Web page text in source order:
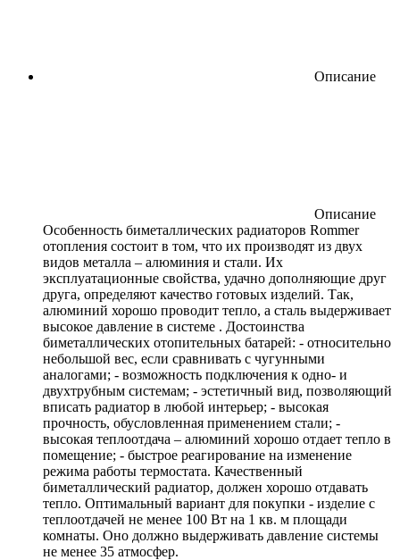
Описание
Описание
Особенность биметаллических радиаторов Rommer
отопления состоит в том, что их производят из двух
видов металла – алюминия и стали. Их
эксплуатационные свойства, удачно дополняющие друг
друга, определяют качество готовых изделий. Так,
алюминий хорошо проводит тепло, а сталь выдерживает
высокое давление в системе . Достоинства
биметаллических отопительных батарей: - относительно
небольшой вес, если сравнивать с чугунными
аналогами; - возможность подключения к одно- и
двухтрубным системам; - эстетичный вид, позволяющий
вписать радиатор в любой интерьер; - высокая
прочность, обусловленная применением стали; -
высокая теплоотдача – алюминий хорошо отдает тепло в
помещение; - быстрое реагирование на изменение
режима работы термостата. Качественный
биметаллический радиатор, должен хорошо отдавать
тепло. Оптимальный вариант для покупки - изделие с
теплоотдачей не менее 100 Вт на 1 кв. м площади
комнаты. Оно должно выдерживать давление системы
не менее 35 атмосфер.